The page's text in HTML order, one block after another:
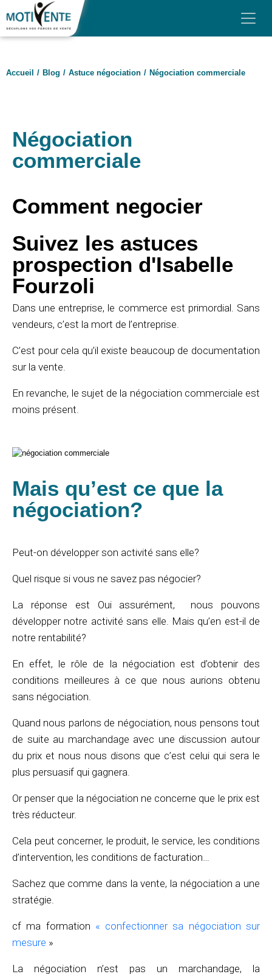
Panneau de gestion des cookies
Skip to main content
NOS FORMATIONS
AVIS
CONTACT & DEVIS
Accueil / Blog / Astuce négociation / Négociation commerciale
Négociation
commerciale
Comment negocier
Suivez les astuces
prospection d'Isabelle
Fourzoli
Dans une entreprise, le commerce est primordial. Sans
vendeurs, c’est la mort de l’entreprise.
C’est pour cela qu’il existe beaucoup de documentation
sur la vente.
En revanche, le sujet de la négociation commerciale est
moins présent.
Mais qu’est ce que la
négociation?
Peut-on développer son activité sans elle?
Quel risque si vous ne savez pas négocier?
La réponse est Oui assurément, nous pouvons
développer notre activité sans elle. Mais qu’en est-il de
notre rentabilité?
En effet, le rôle de la négociation est d’obtenir des
conditions meilleures à ce que nous aurions obtenu
sans négociation.
Quand nous parlons de négociation, nous pensons tout
de suite au marchandage avec une discussion autour
du prix et nous nous disons que c’est celui qui sera le
plus persuasif qui gagnera.
Or penser que la négociation ne concerne que le prix est
très réducteur.
Cela peut concerner, le produit, le service, les conditions
d’intervention, les conditions de facturation…
Sachez que comme dans la vente, la négociation a une
stratégie.
cf ma formation « confectionner sa négociation sur
mesure »
La négociation n’est pas un marchandage, la